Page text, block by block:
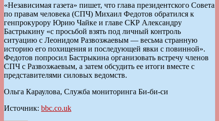
«Независимая газета» пишет, что глава президентского Совета
по правам человека (СПЧ) Михаил Федотов обратился к
генпрокурору Юрию Чайке и главе СКР Александру
Бастрыкину «с просьбой взять под личный контроль
ситуацию с Леонидом Развозжаевым — весьма странную
историю его похищения и последующей явки с повинной».
Федотов попросил Бастрыкина организовать встречу членов
СПЧ с Развозжаевым, а затем обсудить ее итоги вместе с
представителями силовых ведомств.
Ольга Караулова, Служба мониторинга Би-би-си
Источник: bbc.co.uk